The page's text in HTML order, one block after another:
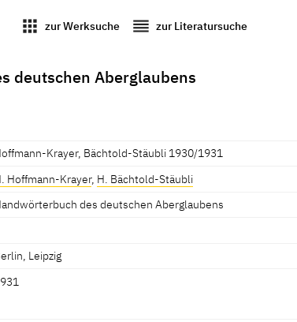
apps zur Werksuche reorder zur Literatursuche
deutschen Aberglaubens
Krayer, Bächtold-Stäubli 1930/1931
Hoffmann-Krayer, H. Bächtold-Stäubli
des deutschen Aberglaubens
Leipzig